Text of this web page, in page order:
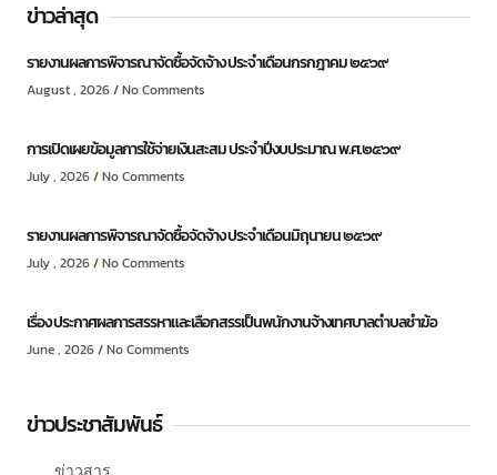
ข่าวล่าสุด
รายงานผลการพิจารณาจัดซื้อจัดจ้าง ประจำเดือนกรกฎาคม ๒๕๖๙
August , 2026 No Comments
การเปิดเผยข้อมูลการใช้จ่ายเงินสะสม ประจำปีงบประมาณ พ.ศ.๒๕๖๙
July , 2026 No Comments
รายงานผลการพิจารณาจัดซื้อจัดจ้าง ประจำเดือนมิถุนายน ๒๕๖๙
July , 2026 No Comments
เรื่อง ประกาศผลการสรรหาและเลือกสรรเป็นพนักงานจ้างเทศบาลตำบลชำฆ้อ
June , 2026 No Comments
ข่าวประชาสัมพันธ์